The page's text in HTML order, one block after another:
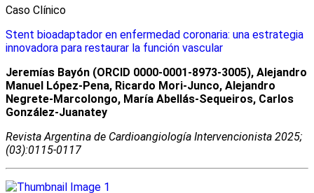
Caso Clínico
Stent bioadaptador en enfermedad coronaria: una estrategia
innovadora para restaurar la función vascular
Jeremías Bayón (ORCID 0000-0001-8973-3005), Alejandro
Manuel López-Pena, Ricardo Mori-Junco, Alejandro
Negrete-Marcolongo, María Abellás-Sequeiros, Carlos
González-Juanatey
Revista Argentina de Cardioangiologí­a Intervencionista 2025;
(03):0115-0117